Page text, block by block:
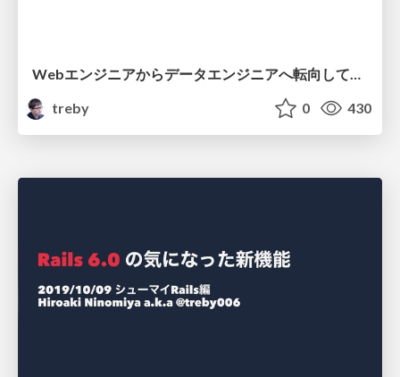
Webエンジニアからデータエンジニアへ転向している話 #pronama
treby
0 430